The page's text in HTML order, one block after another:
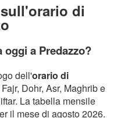
di
a Predazzo?
dell'orario di
Dohr, Asr, Maghrib e
La tabella mensile
il mese di agosto 2026.